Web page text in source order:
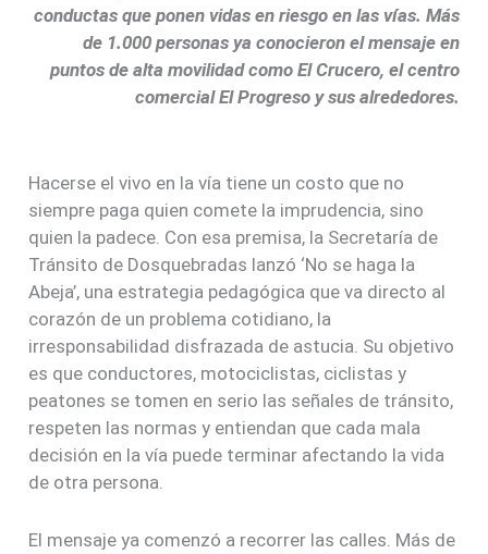
conductas que ponen vidas en riesgo en las vías. Más
de 1.000 personas ya conocieron el mensaje en
puntos de alta movilidad como El Crucero, el centro
comercial El Progreso y sus alrededores.
Hacerse el vivo en la vía tiene un costo que no
siempre paga quien comete la imprudencia, sino
quien la padece. Con esa premisa, la Secretaría de
Tránsito de Dosquebradas lanzó ‘No se haga la
Abeja’, una estrategia pedagógica que va directo al
corazón de un problema cotidiano, la
irresponsabilidad disfrazada de astucia. Su objetivo
es que conductores, motociclistas, ciclistas y
peatones se tomen en serio las señales de tránsito,
respeten las normas y entiendan que cada mala
decisión en la vía puede terminar afectando la vida
de otra persona.
El mensaje ya comenzó a recorrer las calles. Más de